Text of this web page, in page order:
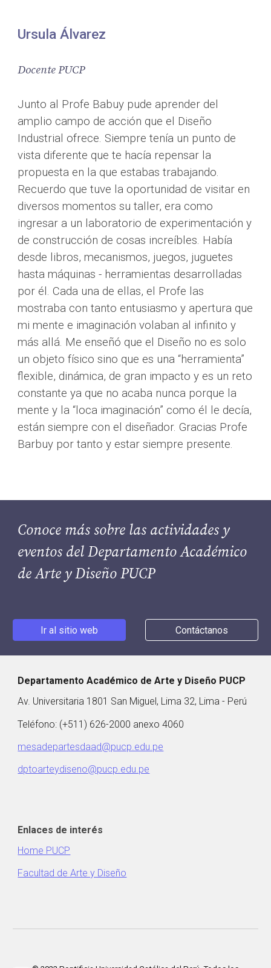
Ursula Álvarez
Docente PUCP
Junto al Profe Babuy pude aprender del
amplio campo de acción que el Diseño
Industrial ofrece. Siempre tenía un punto de
vista diferente que te hacía repensar la
propuesta en la que estabas trabajando.
Recuerdo que tuve la oportunidad de visitar en
diversos momentos su taller, era como
ingresar a un laboratorio de experimentación y
de construcción de cosas increíbles. Había
desde libros, mecanismos, juegos, juguetes
hasta máquinas - herramientas desarrolladas
por él. Cada una de ellas, el Profe las
mostraba con tanto entusiasmo y apertura que
mi mente e imaginación volaban al infinito y
más allá. Me enseñó que el Diseño no es solo
un objeto físico sino que es una “herramienta”
flexible, dinámica, de gran impacto y es un reto
constante ya que no acaba nunca porque la
mente y la “loca imaginación” como él le decía,
están siempre con el diseñador. Gracias Profe
Barbuy por tanto y estar siempre presente.
Conoce más sobre las actividades y
eventos del Departamento Académico
de Arte y Diseño PUCP
Ir al sitio web Contáctanos
Departamento Académico de Arte y Diseño PUCP
Av. Universitaria 1801 San Miguel, Lima 32, Lima - Perú
Teléfono: (+511) 626-2000 anexo 4060
mesadepartesdaad@pucp.edu.pe
dptoarteydiseno@pucp.edu.pe
Enlaces de interés
Home PUCP
Facultad de Arte y Diseño